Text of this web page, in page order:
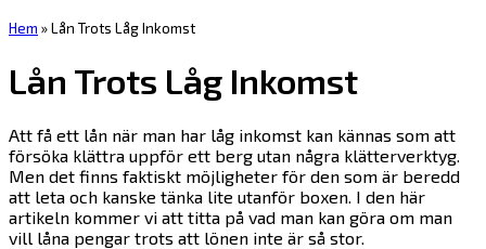
Hem »Lån Trots Låg Inkomst
Lån Trots Låg Inkomst
Att få ett lån när man har låg inkomst kan kännas som att
försöka klättra uppför ett berg utan några klätterverktyg.
Men det finns faktiskt möjligheter för den som är beredd
att leta och kanske tänka lite utanför boxen. I den här
artikeln kommer vi att titta på vad man kan göra om man
vill låna pengar trots att lönen inte är så stor.